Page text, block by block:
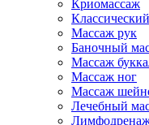
Криомассаж
Массаж рук
Баночный
Массаж
Массаж ног
Массаж
Лечебный